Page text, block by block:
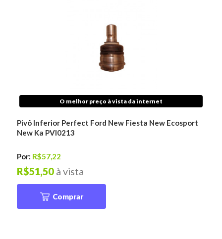
O melhor preço à vista da internet
Pivô Inferior Perfect Ford New Fiesta New Ecosport
New Ka PVI0213
Por: R$57,22
à vista
R$51,50
Comprar